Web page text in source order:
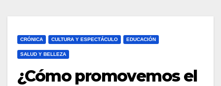
CRÓNICA CULTURA Y ESPECTÁCULO EDUCACIÓN
SALUD Y BELLEZA
¿Cómo promovemos el